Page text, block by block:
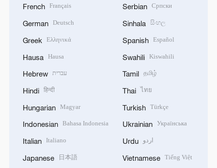
French Français
German Deutsch
Greek Ελληνικά
Hausa Hausa
Hebrew עברית
Hindi हिन्दी
Hungarian Magyar
Indonesian Bahasa Indonesia
Italian Italiano
Japanese 日本語
Serbian Српски
Sinhala සිංහල
Spanish Español
Swahili Kiswahili
Tamil தமிழ்
Thai ไทย
Turkish Türkçe
Ukrainian Українська
Urdu اردو
Vietnamese Tiếng Việt